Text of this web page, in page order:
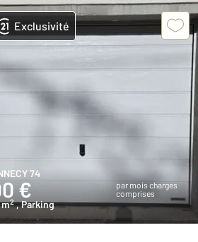
Exclusivité
74
€
par mois charges
comprises
m2 , Parking